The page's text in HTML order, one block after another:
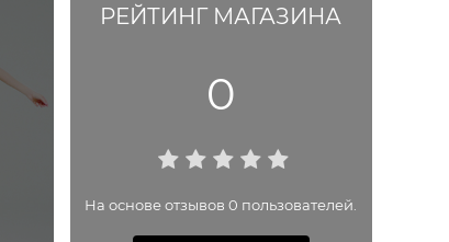
РЕЙТИНГ МАГАЗИНА
0
На основе отзывов 0 пользователей.